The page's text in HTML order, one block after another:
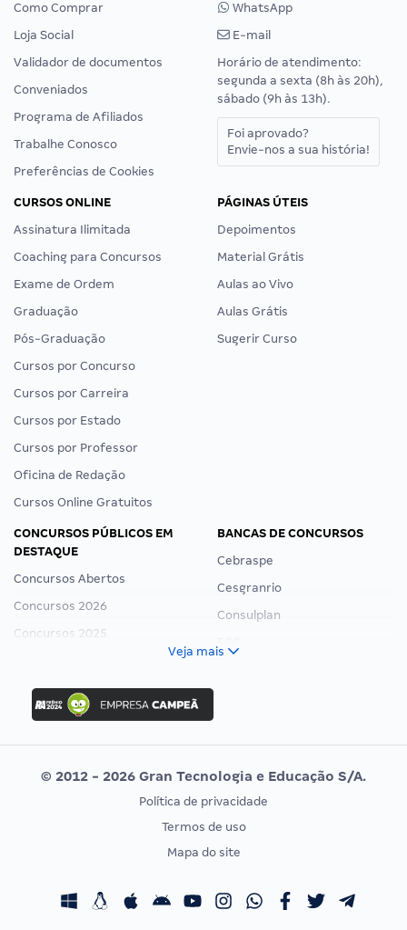
Como Comprar
Loja Social
Validador de documentos
Conveniados
Programa de Afiliados
Trabalhe Conosco
Preferências de Cookies
WhatsApp
E-mail
Horário de atendimento:
segunda a sexta (8h às 20h),
sábado (9h às 13h).
Foi aprovado?
Envie-nos a sua história!
CURSOS ONLINE
Assinatura Ilimitada
Coaching para Concursos
Exame de Ordem
Graduação
Pós-Graduação
Cursos por Concurso
Cursos por Carreira
Cursos por Estado
Cursos por Professor
Oficina de Redação
Cursos Online Gratuitos
PÁGINAS ÚTEIS
Depoimentos
Material Grátis
Aulas ao Vivo
Aulas Grátis
Sugerir Curso
CONCURSOS PÚBLICOS EM
DESTAQUE
Concursos Abertos
Concursos 2026
Concursos 2025
Concurso Ibama
Concurso MPU
Editais publicados
BANCAS DE CONCURSOS
Cebraspe
Cesgranrio
Consulplan
Vunesp
CONCURSOS POR PROFISSÃO
Concursos Fiscais
EXAME DE ORDEM
Calendário OAB
Veja mais
© 2012 - 2026 Gran Tecnologia e Educação S/A.
Política de privacidade
Termos de uso
Mapa do site